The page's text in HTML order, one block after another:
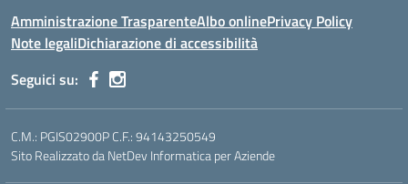
Amministrazione TrasparenteAlbo onlinePrivacy Policy
Note legaliDichiarazione di accessibilità
Seguici su:
C.M.: PGIS02900P C.F.: 94143250549
Sito Realizzato da NetDev Informatica per Aziende